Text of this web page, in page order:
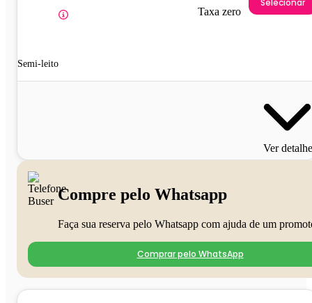
Semi-leito
Taxa zero
Ver
Compre pelo Whatsapp
Faça sua reserva pelo Whatsapp com ajuda de um
Comprar pelo WhatsApp